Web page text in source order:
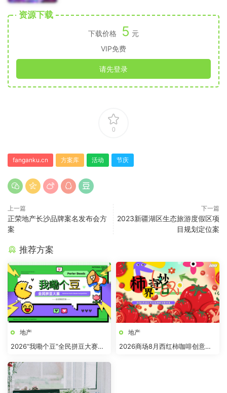
资源下载
下载价格 5 元
VIP免费
请先登录
0
fanganku.cn 方案库 活动 节庆
上一篇
正荣地产长沙品牌案名发布会方
案
下一篇
2023新疆湖区生态旅游度假区项
目规划定位案
推荐方案
地产
2026“我嘞个豆”全民拼豆大赛主
地产
2026商场8月西红柿咖啡创意市